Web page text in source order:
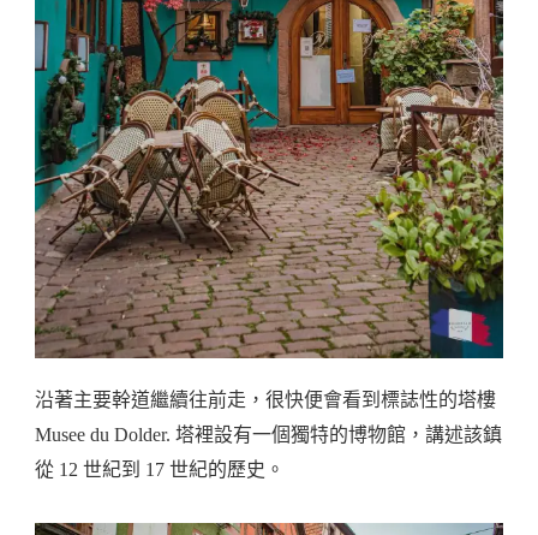
沿著主要幹道繼續往前走，很快便會看到標誌性的塔樓
Musee du Dolder. 塔裡設有一個獨特的博物館，講述該鎮
從 12 世紀到 17 世紀的歷史。